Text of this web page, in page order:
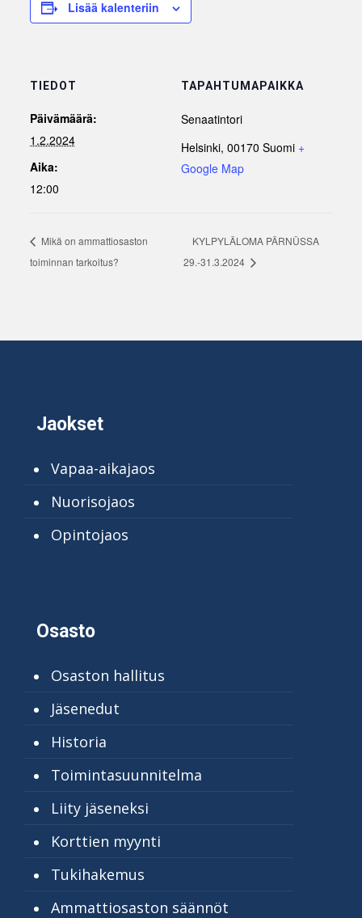
Lisää kalenteriin
TIEDOT
Päivämäärä:
1.2.2024
Aika:
12:00
TAPAHTUMAPAIKKA
Senaatintori
Helsinki, 00170 Suomi +
Google Map
Mikä on ammattiosaston
toiminnan tarkoitus?
KYLPYLÄLOMA PÄRNÜSSA
29.-31.3.2024
Jaokset
Vapaa-aikajaos
Nuorisojaos
Opintojaos
Osasto
Osaston hallitus
Jäsenedut
Historia
Toimintasuunnitelma
Liity jäseneksi
Korttien myynti
Tukihakemus
Ammattiosaston säännöt